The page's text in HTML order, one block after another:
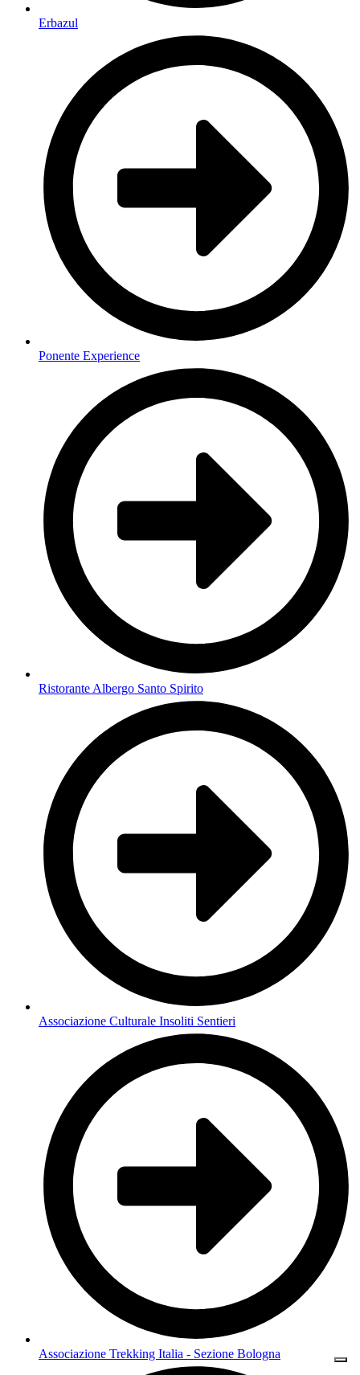
Erbazul
Ponente Experience
Ristorante Albergo Santo Spirito
Associazione Culturale Insoliti Sentieri
Associazione Trekking Italia - Sezione Bologna